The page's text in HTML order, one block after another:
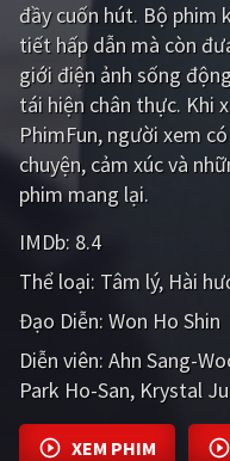
Hàn Quốc
Ấn Độ
Tổng hợp
CẬP NHẬT
PHIM MỚI
PHIM BỘ
PHIM LẺ
PHIM CHIẾU RẠP
TUYỂN TẬP PHIM
đầy cuốn hút. Bộ phim
tiết hấp dẫn mà còn
giới điện ảnh sống
tái hiện chân thực. Khi
PhimFun, người xem
chuyện, cảm xúc và
phim mang lại.
IMDb: 8.4
Thể loại: Tâm lý Hài
Đạo Diễn: Won Ho Shin
Diễn viên: Ahn Sang-
Park Ho-San Krystal
XEM PHIM